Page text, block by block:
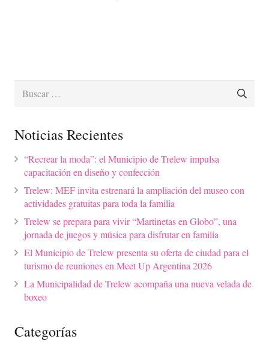
Buscar:
Noticias Recientes
“Recrear la moda”: el Municipio de Trelew impulsa
capacitación en diseño y confección
Trelew: MEF invita estrenará la ampliación del museo con
actividades gratuitas para toda la familia
Trelew se prepara para vivir “Martinetas en Globo”, una
jornada de juegos y música para disfrutar en familia
El Municipio de Trelew presenta su oferta de ciudad para el
turismo de reuniones en Meet Up Argentina 2026
La Municipalidad de Trelew acompaña una nueva velada de
boxeo
Categorías